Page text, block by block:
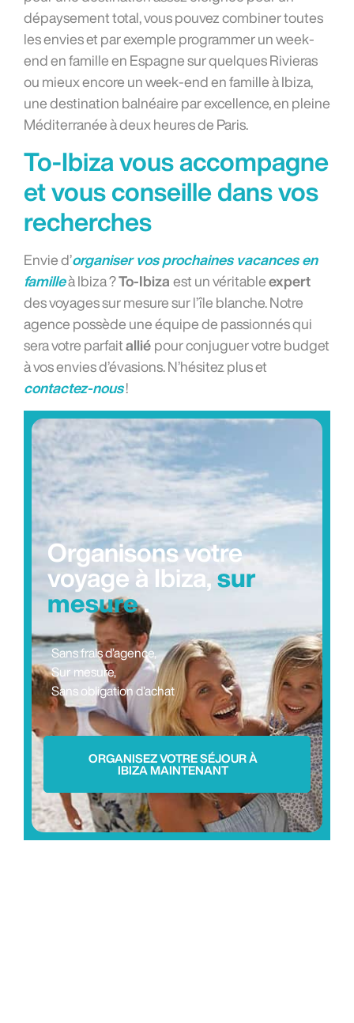
dépaysement total, vous pouvez combiner toutes
les envies et par exemple programmer un week-
end en famille en Espagne sur quelques Rivieras
ou mieux encore un week-end en famille à Ibiza,
une destination balnéaire par excellence, en pleine
Méditerranée à deux heures de Paris.
To-Ibiza vous accompagne
et vous conseille dans vos
recherches
Envie d’organiser vos prochaines vacances en
familleà Ibiza ?To-Ibiza est un véritable expert
des voyages sur mesure sur l’île blanche. Notre
agence possède une équipe de passionnés qui
sera votre parfait allié pour conjuguer votre budget
à vos envies d’évasions. N’hésitez plus et
contactez-nous!
Organisons votre
voyage à Ibiza, sur
mesure.
Sans frais d’agence,
Sur mesure,
Sans obligation d’achat
ORGANISEZ VOTRE SÉJOUR À
IBIZA MAINTENANT